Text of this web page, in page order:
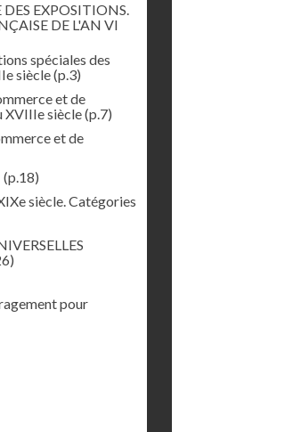
EXPOSITIONS.
DE L'AN VI
spéciales des
siècle(p.3)
et de
XVIIIe siècle(p.7)
et de
(p.18)
siècle. Catégories
pour